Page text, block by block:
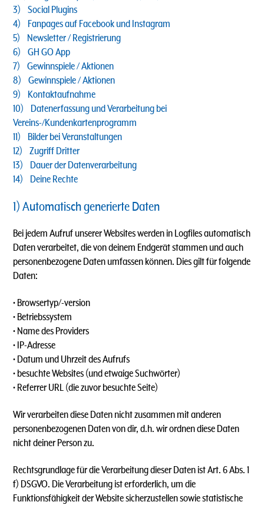
3) Social Plugins
4) Fanpages auf Facebook und Instagram
5) Newsletter / Registrierung
6) GH GO App
7) Gewinnspiele / Aktionen
8) Gewinnspiele / Aktionen
9) Kontaktaufnahme
10) Datenerfassung und Verarbeitung bei
Vereins-/Kundenkartenprogramm
11) Bilder bei Veranstaltungen
12) Zugriff Dritter
13) Dauer der Datenverarbeitung
14) Deine Rechte
1) Automatisch generierte Daten
Bei jedem Aufruf unserer Websites werden in Logfiles automatisch
Daten verarbeitet, die von deinem Endgerät stammen und auch
personenbezogene Daten umfassen können. Dies gilt für folgende
Daten:
• Browsertyp/-version
• Betriebssystem
• Name des Providers
• IP-Adresse
• Datum und Uhrzeit des Aufrufs
• besuchte Websites (und etwaige Suchwörter)
• Referrer URL (die zuvor besuchte Seite)
Wir verarbeiten diese Daten nicht zusammen mit anderen
personenbezogenen Daten von dir, d.h. wir ordnen diese Daten
nicht deiner Person zu.
Rechtsgrundlage für die Verarbeitung dieser Daten ist Art. 6 Abs. 1
f) DSGVO. Die Verarbeitung ist erforderlich, um die
Funktionsfähigkeit der Website sicherzustellen sowie statistische